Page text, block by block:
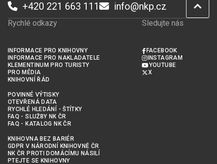
+420 221 663 111 info@nkp.cz
Rychlé odkazy
INFORMACE PRO KNIHOVNY
INFORMACE PRO NAKLADATELE
KLEMENTINUM PRO TURISTY
PRO MÉDIA
KNIHOVNÍ ŘÁD
POVINNÉ VÝTISKY
OTEVŘENÁ DATA
RYCHLÉ HLEDÁNÍ - ŠTÍTKY
FAQ - SLUŽBY NK ČR
FAQ - KATALOG NK ČR
KNIHOVNA BEZ BARIÉR
GDPR V NÁRODNÍ KNIHOVNĚ ČR
NK ČR PROTI DOMÁCÍMU NÁSILÍ
PTEJTE SE KNIHOVNY
Sledujte nás
FACEBOOK
INSTAGRAM
YOUTUBE
X